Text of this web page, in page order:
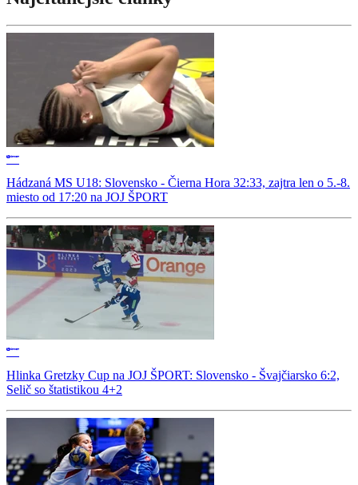
Hádzaná MS U18: Slovensko - Čierna Hora 32:33, zajtra len o 5.-8.
miesto od 17:20 na JOJ ŠPORT
Hlinka Gretzky Cup na JOJ ŠPORT: Slovensko - Švajčiarsko 6:2,
Selič so štatistikou 4+2